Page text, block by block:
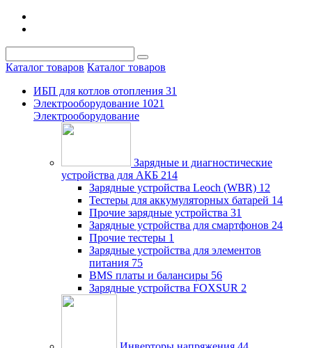
Каталог товаров Каталог товаров
ИБП для котлов отопления 31
Электрооборудование 1021
Электрооборудование
Зарядные и диагностические
устройства для АКБ 214
Зарядные устройства Leoch (WBR) 12
Тестеры для аккумуляторных батарей 14
Прочие зарядные устройства 31
Зарядные устройства для смартфонов 24
Прочие тестеры 1
Зарядные устройства для элементов
питания 75
BMS платы и балансиры 56
Зарядные устройства FOXSUR 2